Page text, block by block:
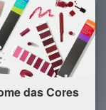
das Cores